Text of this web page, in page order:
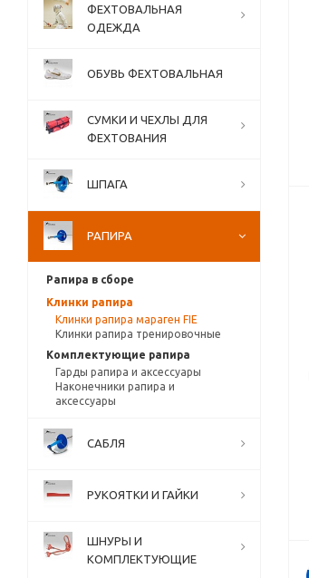
ФЕХТОВАЛЬНАЯ
ОДЕЖДА
ОБУВЬ ФЕХТОВАЛЬНАЯ
СУМКИ И ЧЕХЛЫ ДЛЯ
ФЕХТОВАНИЯ
ШПАГА
РАПИРА
Рапира в сборе
Клинки рапира
Клинки рапира мараген FIE
Клинки рапира тренировочные
Комплектующие рапира
Гарды рапира и аксессуары
Наконечники рапира и
аксессуары
САБЛЯ
РУКОЯТКИ И ГАЙКИ
ШНУРЫ И
КОМПЛЕКТУЮЩИЕ